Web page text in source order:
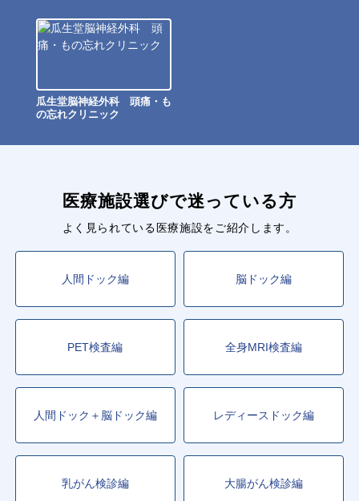
瓜生堂脳神経外科 頭痛・も
の忘れクリニック
医療施設選びで迷っている方
よく見られている医療施設をご紹介します。
人間ドック編 脳ドック編
PET検査編 全身MRI検査編
人間ドック＋脳ドック編 レディースドック編
乳がん検診編 大腸がん検診編